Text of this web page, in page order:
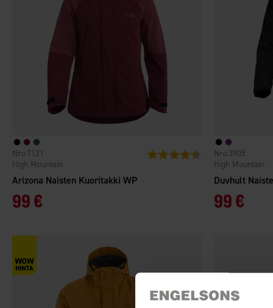
Arizona Naisten Kuoritakki WP
High Mountain
7121
99 €
Arvio: 4.5 5:sta tähdestä
Duvhult
High Mountain
3905
99 €